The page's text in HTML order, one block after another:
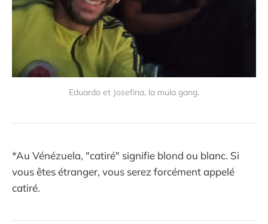
Eduardo et Josefina, la mula gang.
*Au Vénézuela, "catiré" signifie blond ou blanc. Si
vous êtes étranger, vous serez forcément appelé
catiré.